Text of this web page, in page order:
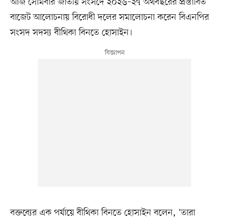
বাজেট আলোচনায় বিরোধী দলের সমালোচনা করেন বিএনপির
সংসদ সদস্য বীথিকা বিনতে হোসাইন।
বক্তব্যের এক পর্যায়ে বীথিকা বিনতে হোসাইন বলেন, ‘তারা